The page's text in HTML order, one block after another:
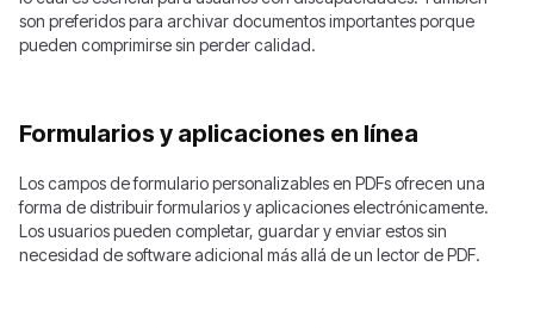
son preferidos para archivar documentos importantes porque
pueden comprimirse sin perder calidad.
Formularios y aplicaciones en línea
Los campos de formulario personalizables en PDFs ofrecen una
forma de distribuir formularios y aplicaciones electrónicamente.
Los usuarios pueden completar, guardar y enviar estos sin
necesidad de software adicional más allá de un lector de PDF.